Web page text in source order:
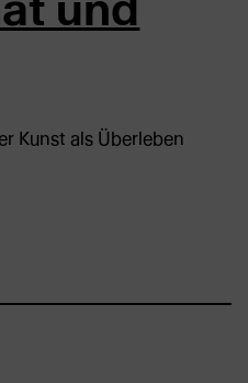
Kunst als Überleben